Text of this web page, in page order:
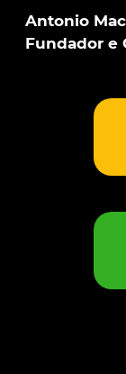
Antonio
Fundador e